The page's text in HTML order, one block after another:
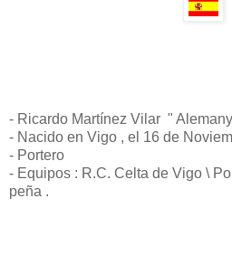
- Ricardo Martínez Vilar "
- Nacido en Vigo , el 16 de
- Portero
- Equipos : R.C. Celta de Vigo \
peña .